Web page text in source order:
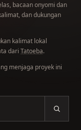
bacaan onyomi dan
dan dukungan
kalimat lokal
dari Tatoeba.
menjaga proyek ini